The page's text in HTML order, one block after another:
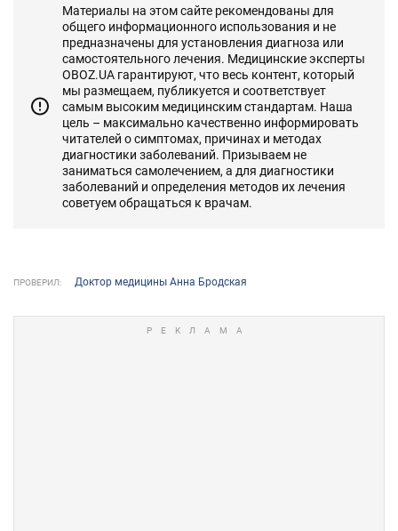
Материалы на этом сайте рекомендованы для
общего информационного использования и не
предназначены для установления диагноза или
самостоятельного лечения. Медицинские эксперты
OBOZ.UA гарантируют, что весь контент, который
мы размещаем, публикуется и соответствует
самым высоким медицинским стандартам. Наша
цель – максимально качественно информировать
читателей о симптомах, причинах и методах
диагностики заболеваний. Призываем не
заниматься самолечением, а для диагностики
заболеваний и определения методов их лечения
советуем обращаться к врачам.
ПРОВЕРИЛ: Доктор медицины Анна Бродская